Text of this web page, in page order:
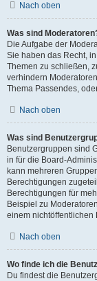
Nach oben
Was sind
Die Aufgabe der
Sie haben das Recht,
Themen zu schließen,
verhindern
Thema Passendes,
Nach oben
Was sind
Benutzergruppen sind
in für die Board-
kann mehreren
Berechtigungen
Berechtigungen für
Beispiel zu
einem nichtöffentlichen
Nach oben
Wo finde ich die
Du findest die